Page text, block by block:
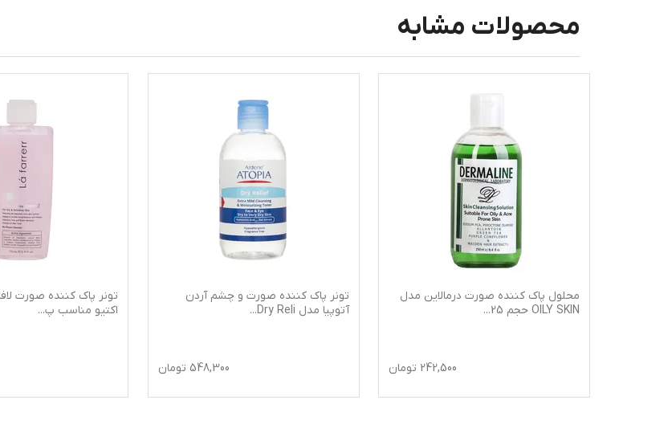
محصولات مشابه
محلول پاک کننده صورت درمالاین مدل
OILY SKIN حجم 25
...
242,500 تومان
تونر پاک کننده صورت و چشم آردن
آتوپیا مدل Dry Reli
...
548,300 تومان
تونر پاک کننده صورت
اکتیو مناسب پ...